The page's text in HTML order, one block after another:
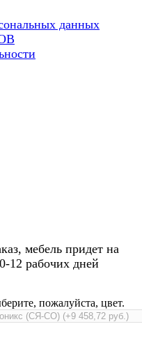
данных
мебель придет на
12 рабочих дней
пожалуйста, цвет.